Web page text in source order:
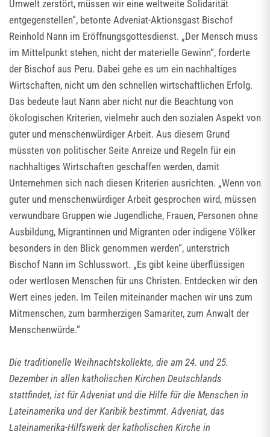
Umwelt zerstört, müssen wir eine weltweite Solidarität
entgegenstellen“, betonte Adveniat-Aktionsgast Bischof
Reinhold Nann im Eröffnungsgottesdienst. „Der Mensch muss
im Mittelpunkt stehen, nicht der materielle Gewinn“, forderte
der Bischof aus Peru. Dabei gehe es um ein nachhaltiges
Wirtschaften, nicht um den schnellen wirtschaftlichen Erfolg.
Das bedeute laut Nann aber nicht nur die Beachtung von
ökologischen Kriterien, vielmehr auch den sozialen Aspekt von
guter und menschenwürdiger Arbeit. Aus diesem Grund
müssten von politischer Seite Anreize und Regeln für ein
nachhaltiges Wirtschaften geschaffen werden, damit
Unternehmen sich nach diesen Kriterien ausrichten. „Wenn von
guter und menschenwürdiger Arbeit gesprochen wird, müssen
verwundbare Gruppen wie Jugendliche, Frauen, Personen ohne
Ausbildung, Migrantinnen und Migranten oder indigene Völker
besonders in den Blick genommen werden“, unterstrich
Bischof Nann im Schlusswort. „Es gibt keine überflüssigen
oder wertlosen Menschen für uns Christen. Entdecken wir den
Wert eines jeden. Im Teilen miteinander machen wir uns zum
Mitmenschen, zum barmherzigen Samariter, zum Anwalt der
Menschenwürde.“
Die traditionelle Weihnachtskollekte, die am 24. und 25.
Dezember in allen katholischen Kirchen Deutschlands
stattfindet, ist für Adveniat und die Hilfe für die Menschen in
Lateinamerika und der Karibik bestimmt. Adveniat, das
Lateinamerika-Hilfswerk der katholischen Kirche in